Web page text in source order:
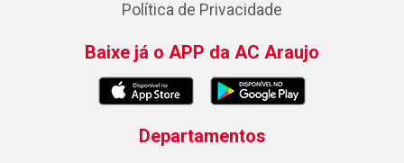
Política de Privacidade
Baixe já o APP da AC Araujo
Departamentos